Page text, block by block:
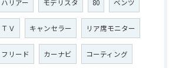
ハリアー モデリスタ 80 ベンツ
ＴＶ キャンセラー リア席モニター
フリード カーナビ コーティング